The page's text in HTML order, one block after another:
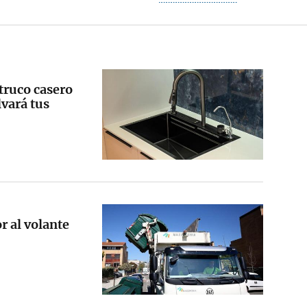
casero
tus
al volante